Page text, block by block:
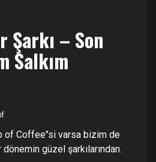
Şarkı – Son
Salkım
of Coffee"si varsa bizim de
güzel şarkılarından.